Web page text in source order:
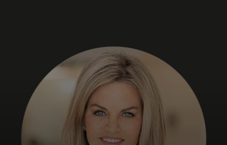
Pro svět
Pro inovátory